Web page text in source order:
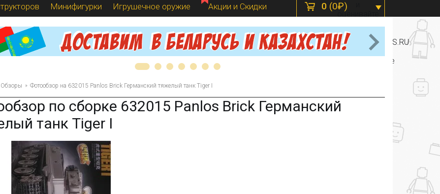
0 (0₽)
Минифигурки Игрушечное оружие Акции и Скидки
Обзоры Фотообзор на 632015 Panlos Brick Германский тяжелый танк Tiger I
по сборке 632015 Panlos Brick Германский
танк Tiger I